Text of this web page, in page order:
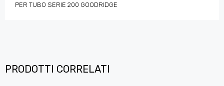
PER TUBO SERIE 200 GOODRIDGE
PRODOTTI CORRELATI